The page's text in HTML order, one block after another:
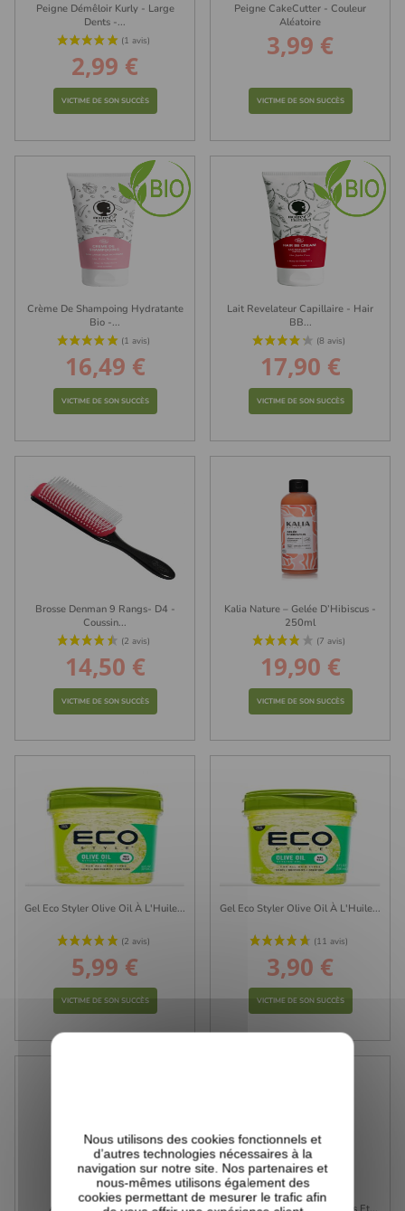
Peigne Démêloir Kurly - Large
Dents -...
Prix
2,99 €
VICTIME DE SON SUCCÈS
Peigne CakeCutter - Couleur
Aléatoire
Prix
3,99 €
VICTIME DE SON SUCCÈS
Crème De Shampoing Hydratante
Bio -...
Prix
16,49 €
VICTIME DE SON SUCCÈS
Lait Revelateur Capillaire - Hair
BB...
Prix
17,90 €
VICTIME DE SON SUCCÈS
Brosse Denman 9 Rangs- D4 -
Coussin...
Prix
14,50 €
VICTIME DE SON SUCCÈS
Kalia Nature – Gelée D’Hibiscus -
250ml
Prix
19,90 €
VICTIME DE SON SUCCÈS
Gel Eco Styler Olive Oil À L'Huile...
Prix
5,99 €
VICTIME DE SON SUCCÈS
Gel Eco Styler Olive Oil À L'Huile...
Prix
3,90 €
VICTIME DE SON SUCCÈS
Nous utilisons des cookies fonctionnels et
d’autres technologies nécessaires à la
navigation sur notre site. Nos partenaires et
nous-mêmes utilisons également des
cookies permettant de mesurer le trafic afin